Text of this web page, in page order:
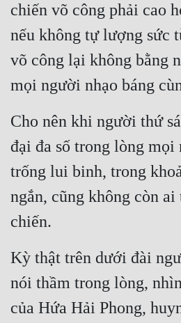
chiến võ công phải cao
nếu không tự lượng sức
võ công lại không bằng
mọi người nhạo báng
Cho nên khi người thứ
đại đa số trong lòng mọi
trống lui binh, trong
ngắn, cũng không còn
chiến.
Kỳ thật trên dưới đài
nói thầm trong lòng,
của Hứa Hải Phong,